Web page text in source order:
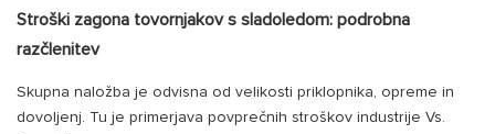
Stroški zagona tovornjakov s sladoledom: podrobna
razčlenitev
Skupna naložba je odvisna od velikosti priklopnika, opreme in
dovoljenj. Tu je primerjava povprečnih stroškov industrije Vs.